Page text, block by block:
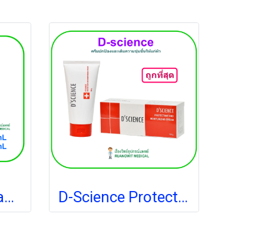
3M Cavilon Advance Skin Protectant 2.7 ml (5050G) ฟิล์มเหลวเคลือบผิวหนังและพื้นแผล (1 อัน) D-Science Protectant 100 g. (exp 12-2027)